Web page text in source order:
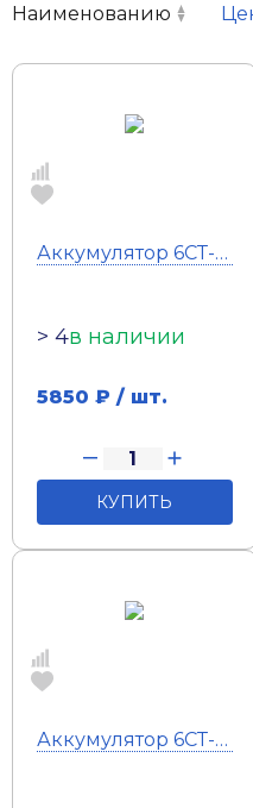
Наименованию
Аккумулятор 6СТ-60 Тюмень Standard (п.п)
> 4в наличии
5850 ₽ / шт.
КУПИТЬ
Аккумулятор 6СТ-75 Тюмень Standard (п.п) Акция